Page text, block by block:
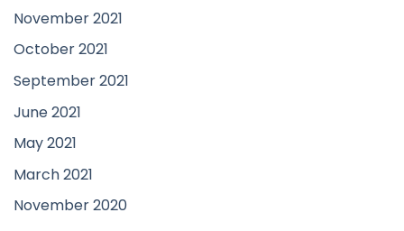
November 2021
October 2021
September 2021
June 2021
May 2021
March 2021
November 2020